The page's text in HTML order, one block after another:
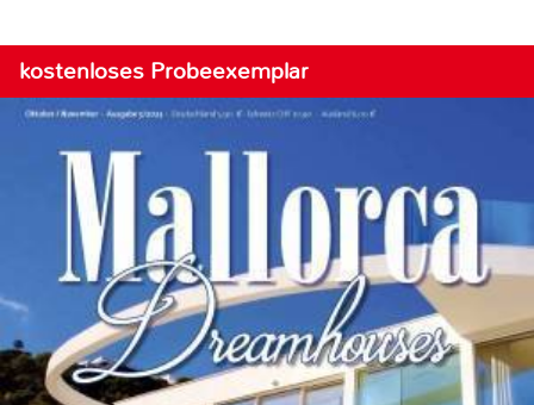
kostenloses Probeexemplar